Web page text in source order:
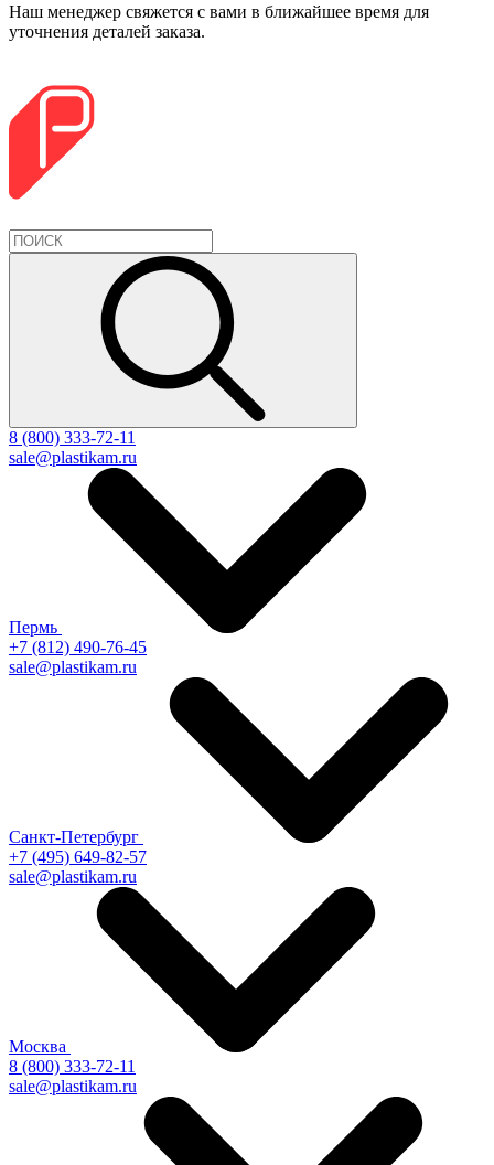
Наш менеджер свяжется с вами в ближайшее время для
уточнения деталей заказа.
8 (800) 333-72-11
sale@plastikam.ru
Пермь
+7 (812) 490-76-45
sale@plastikam.ru
Санкт-Петербург
+7 (495) 649-82-57
sale@plastikam.ru
Москва
8 (800) 333-72-11
sale@plastikam.ru